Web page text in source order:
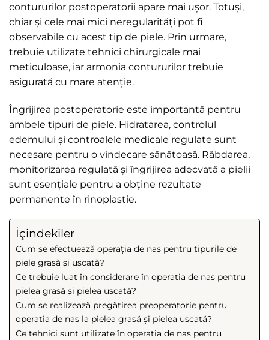
contururilor postoperatorii apare mai ușor. Totuși,
chiar și cele mai mici neregularități pot fi
observabile cu acest tip de piele. Prin urmare,
trebuie utilizate tehnici chirurgicale mai
meticuloase, iar armonia contururilor trebuie
asigurată cu mare atenție.
Îngrijirea postoperatorie este importantă pentru
ambele tipuri de piele. Hidratarea, controlul
edemului și controalele medicale regulate sunt
necesare pentru o vindecare sănătoasă. Răbdarea,
monitorizarea regulată și îngrijirea adecvată a pielii
sunt esențiale pentru a obține rezultate
permanente în rinoplastie.
İçindekiler
Cum se efectuează operația de nas pentru tipurile de
piele grasă și uscată?
Ce trebuie luat în considerare în operația de nas pentru
pielea grasă și pielea uscată?
Cum se realizează pregătirea preoperatorie pentru
operația de nas la pielea grasă și pielea uscată?
Ce tehnici sunt utilizate în operația de nas pentru